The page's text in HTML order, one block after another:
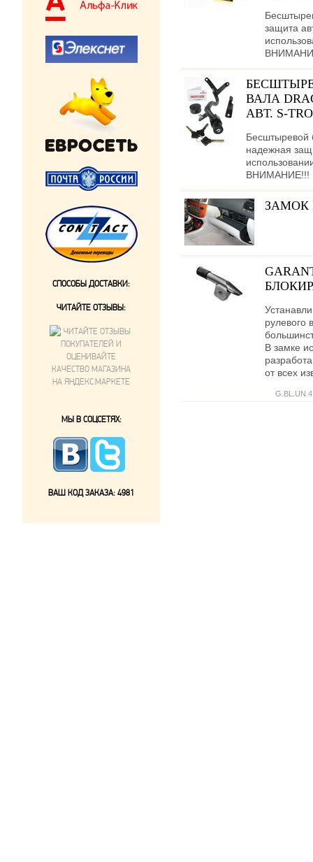
защита
ВАЛА
АВТ. S-
Бесштыревой
надежная
ВНИМАНИЕ!!!
ЗАМОК
рулевого
В замке
от всех
СПОСОБЫ ДОСТАВКИ:
ЧИТАЙТЕ ОТЗЫВЫ:
МЫ В СОЦСЕТЯХ:
ВАШ КОД ЗАКАЗА: 4981